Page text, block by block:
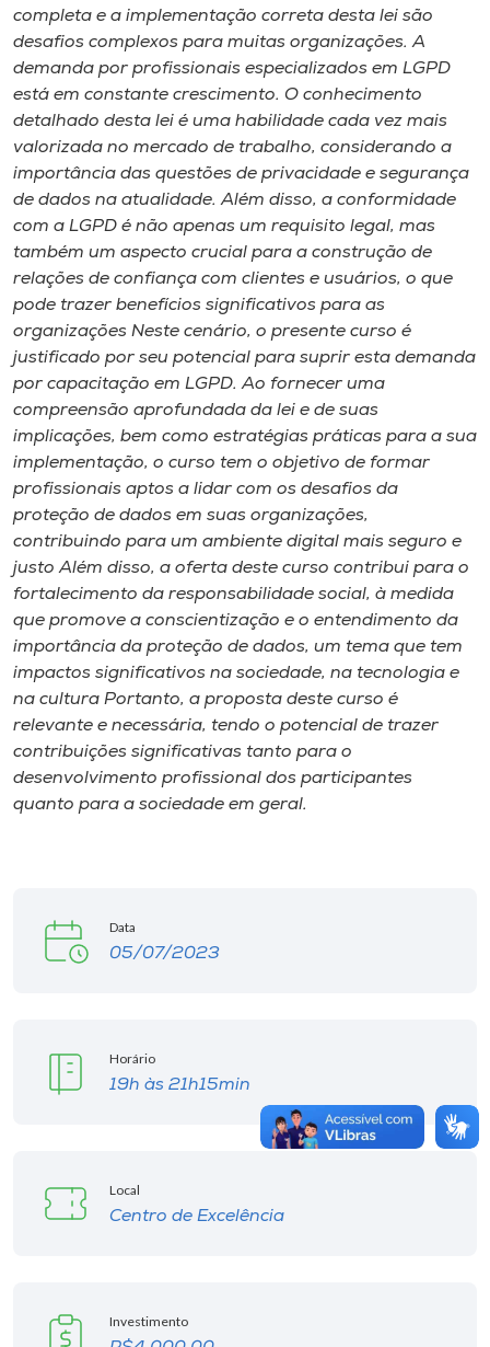
Selecione
o idioma
A+
A-
completa e a implementação correta desta lei são
desafios complexos para muitas organizações. A
demanda por profissionais especializados em LGPD
está em constante crescimento. O conhecimento
detalhado desta lei é uma habilidade cada vez mais
valorizada no mercado de trabalho, considerando a
importância das questões de privacidade e segurança
de dados na atualidade. Além disso, a conformidade
com a LGPD é não apenas um requisito legal, mas
também um aspecto crucial para a construção de
relações de confiança com clientes e usuários, o que
pode trazer benefícios significativos para as
organizações Neste cenário, o presente curso é
justificado por seu potencial para suprir esta demanda
por capacitação em LGPD. Ao fornecer uma
compreensão aprofundada da lei e de suas
implicações, bem como estratégias práticas para a sua
implementação, o curso tem o objetivo de formar
profissionais aptos a lidar com os desafios da
proteção de dados em suas organizações,
contribuindo para um ambiente digital mais seguro e
justo Além disso, a oferta deste curso contribui para o
fortalecimento da responsabilidade social, à medida
que promove a conscientização e o entendimento da
importância da proteção de dados, um tema que tem
impactos significativos na sociedade, na tecnologia e
na cultura Portanto, a proposta deste curso é
relevante e necessária, tendo o potencial de trazer
contribuições significativas tanto para o
desenvolvimento profissional dos participantes
quanto para a sociedade em geral.
Data
05/07/2023
Horário
19h às 21h15min
Local
Centro de Excelência
Investimento